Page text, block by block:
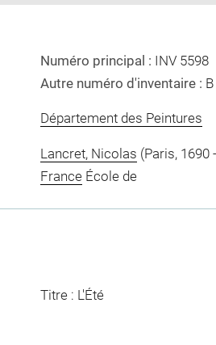
Numéro principal : INV 5598
Autre numéro d'inventaire :
Département des Peintures
Lancret, Nicolas (Paris, 1690
FranceÉcole de
Titre : L'Été